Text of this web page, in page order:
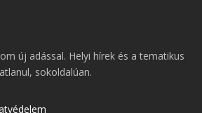
új adással. Helyi hírek és a tematikus
sokoldalúan.